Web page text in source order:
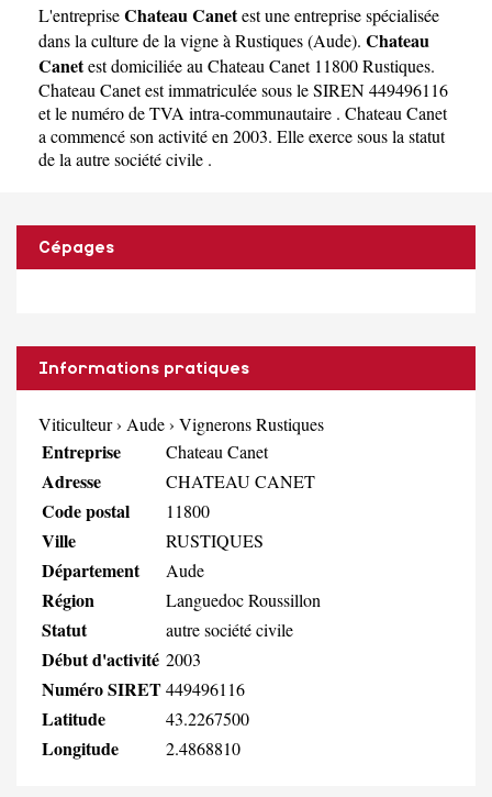
L'entrepriseChateau Canetest uneentreprise spécialisée
dans la culture de la vigne à Rustiques(Aude). Chateau
Canetest domiciliée au Chateau Canet 11800 Rustiques.
Chateau Canet est immatriculée sous le SIREN 449496116
et le numéro de TVA intra-communautaire . Chateau Canet
a commencé son activité en 2003. Elle exerce sous la statut
de la autre société civile .
Cépages
Informations pratiques
Viticulteur› Aude› Vignerons Rustiques
Entreprise Chateau Canet
Adresse CHATEAU CANET
Code postal 11800
Ville RUSTIQUES
Département Aude
Région Languedoc Roussillon
Statut autre société civile
Début d'activité 2003
Numéro SIRET449496116
Latitude 43.2267500
Longitude 2.4868810